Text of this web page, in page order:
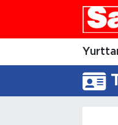
Eskişehir
Eskişehir Hava